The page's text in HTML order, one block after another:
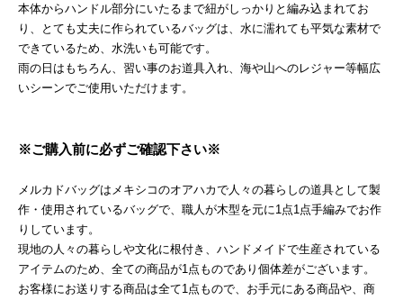
本体からハンドル部分にいたるまで紐がしっかりと編み込まれてお
り、とても丈夫に作られているバッグは、水に濡れても平気な素材で
できているため、水洗いも可能です。
雨の日はもちろん、習い事のお道具入れ、海や山へのレジャー等幅広
いシーンでご使用いただけます。
※ご購入前に必ずご確認下さい※
メルカドバッグはメキシコのオアハカで人々の暮らしの道具として製
作・使用されているバッグで、職人が木型を元に1点1点手編みでお作
りしています。
現地の人々の暮らしや文化に根付き、ハンドメイドで生産されている
アイテムのため、全ての商品が1点ものであり個体差がございます。
お客様にお送りする商品は全て1点もので、お手元にある商品や、商